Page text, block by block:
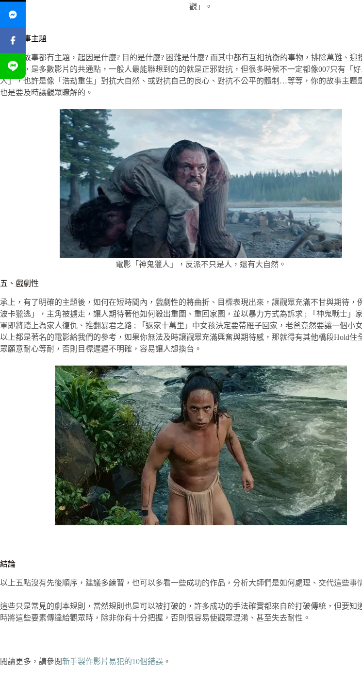
觀」。
四、故事主題
每一個故事都有主題，起因是什麼? 目的是什麼? 困難是什麼? 而其中都有互相抗衡的事物，排除萬難、迎
成目的，是多數影片的共通點，一般人最能聯想到的的就是正邪對抗，但很多時候不一定都像007只有「好
人」，也許是像「浩劫重生」對抗大自然、或對抗自己的良心、對抗不公平的體制…等等，你的故事主題
也是要及時讓觀眾瞭解的。
電影「神鬼獵人」，反派不只是人，還有大自然。
五、戲劇性
承上，有了明確的主題後，如何在短時間內，戲劇性的將曲折、目標表現出來，讓觀眾充滿不甘與期待，
波卡獵逃」，主角被擄走，讓人期待著他如何殺出重圍、重回家園，並以暴力方式為訴求 ; 「神鬼戰士」
軍即將踏上為家人復仇、推翻暴君之路 ; 「返家十萬里」中女孩決定要帶雁子回家，老爸竟然要讓一個小
以上都是著名的電影給我們的參考，如果你無法及時讓觀眾充滿興奮與期待感，那就得有其他橋段Hold住
眾願意耐心等耐，否則目標遲遲不明確，容易讓人想換台。
結論
以上五點沒有先後順序，建議多練習，也可以多看一些成功的作品，分析大師們是如何處理、交代這些事
這些只是常見的劇本規則，當然規則也是可以被打破的，許多成功的手法確實都來自於打破傳統，但要知
時將這些要素傳達給觀眾時，除非你有十分把握，否則很容易使觀眾混淆、甚至失去耐性。
閱讀更多，請參閱新手製作影片易犯的10個錯誤 。